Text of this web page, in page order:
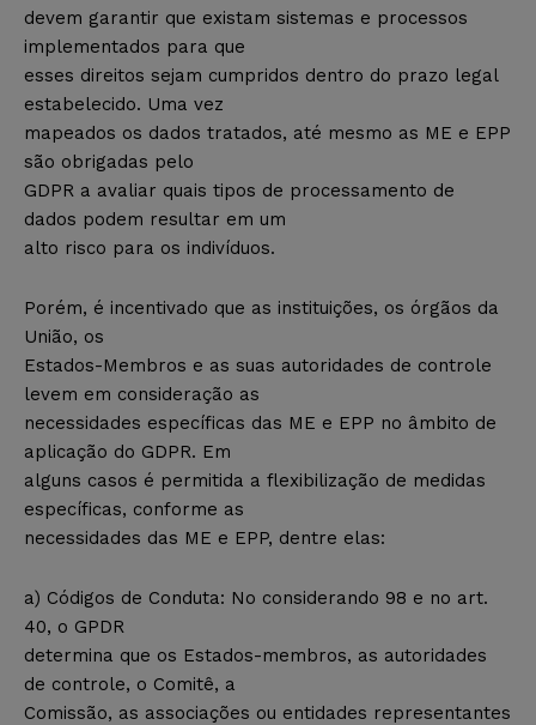
devem garantir que existam sistemas e processos
implementados para que
esses direitos sejam cumpridos dentro do prazo legal
estabelecido. Uma vez
mapeados os dados tratados, até mesmo as ME e EPP
são obrigadas pelo
GDPR a avaliar quais tipos de processamento de
dados podem resultar em um
alto risco para os indivíduos.
Porém, é incentivado que as instituições, os órgãos da
União, os
Estados-Membros e as suas autoridades de controle
levem em consideração as
necessidades específicas das ME e EPP no âmbito de
aplicação do GDPR. Em
alguns casos é permitida a flexibilização de medidas
específicas, conforme as
necessidades das ME e EPP, dentre elas:
a) Códigos de Conduta: No considerando 98 e no art.
40, o GPDR
determina que os Estados-membros, as autoridades
de controle, o Comitê, a
Comissão, as associações ou entidades representantes